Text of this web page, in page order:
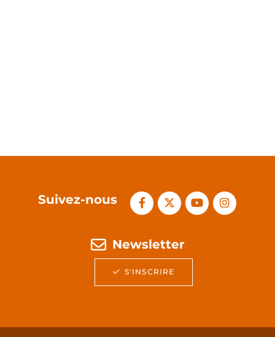
Suivez-nous
Newsletter
S'INSCRIRE